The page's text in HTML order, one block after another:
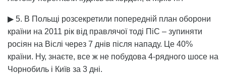
▶ 5. В Польщі розсекретили попередній план оборони
країни на 2011 рік від правлячої тоді ПіС – зупиняти
росіян на Віслі через 7 днів після нападу. Це 40%
країни. Ну, знаєте, все ж не побудова 4-рядного шосе на
Чорнобиль і Київ за 3 дні.